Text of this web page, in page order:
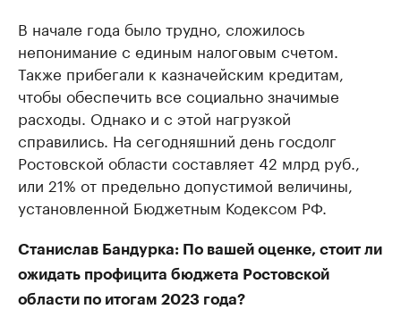
В начале года было трудно, сложилось
непонимание с единым налоговым счетом.
Также прибегали к казначейским кредитам,
чтобы обеспечить все социально значимые
расходы. Однако и с этой нагрузкой
справились. На сегодняшний день госдолг
Ростовской области составляет 42 млрд руб.,
или 21% от предельно допустимой величины,
установленной Бюджетным Кодексом РФ.
Станислав Бандурка: По вашей оценке, стоит ли
ожидать профицита бюджета Ростовской
области по итогам 2023 года?